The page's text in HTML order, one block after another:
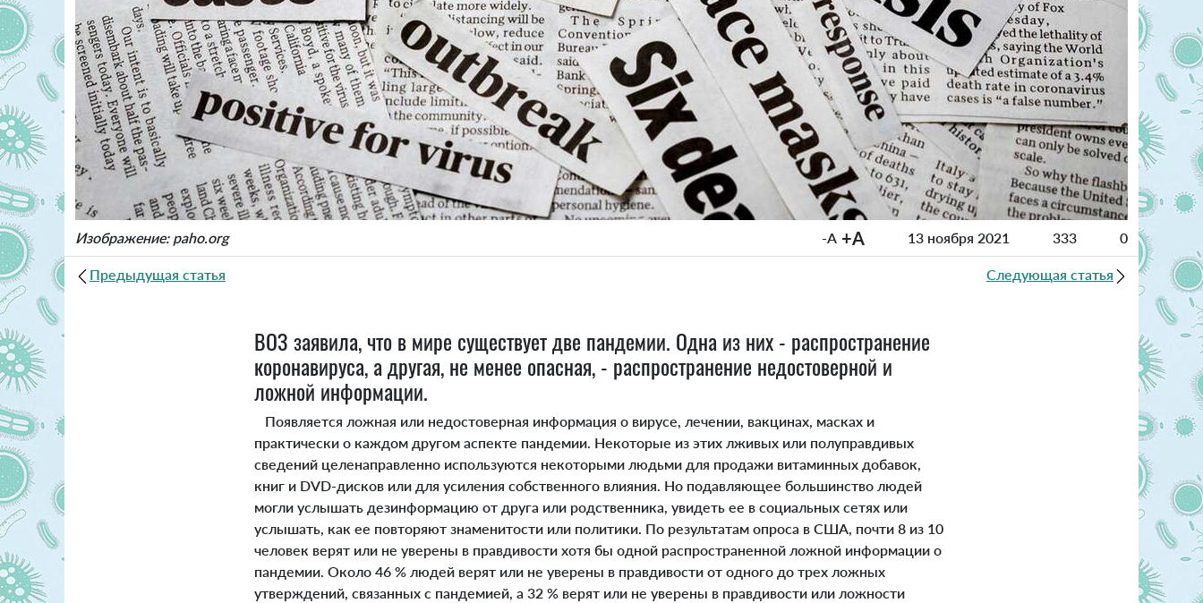
Изображение: paho.org -A +A 13 ноября 2021 333 0
Предыдущая статья Следующая статья
ВОЗ заявила, что в мире существует две пандемии. Одна из них - распространение
коронавируса, а другая, не менее опасная, - распространение недостоверной и
ложной информации.
Появляется ложная или недостоверная информация о вирусе, лечении, вакцинах, масках и
практически о каждом другом аспекте пандемии. Некоторые из этих лживых или полуправдивых
сведений целенаправленно используются некоторыми людьми для продажи витаминных добавок,
книг и DVD-дисков или для усиления собственного влияния. Но подавляющее большинство людей
могли услышать дезинформацию от друга или родственника, увидеть ее в социальных сетях или
услышать, как ее повторяют знаменитости или политики. По результатам опроса в США, почти 8 из 10
человек верят или не уверены в правдивости хотя бы одной распространенной ложной информации о
пандемии. Около 46 % людей верят или не уверены в правдивости от одного до трех ложных
утверждений, связанных с пандемией, а 32 % верят или не уверены в правдивости или ложности